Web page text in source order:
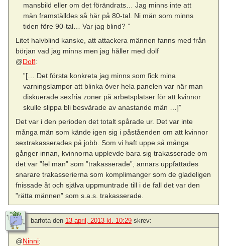
mansbild eller om det förändrats… Jag minns inte att
män framställdes så här på 80-tal. Ni män som minns
tiden före 90-tal… Var jag blind? ”
Litet halvblind kanske, att attackera männen fanns med från
början vad jag minns men jag håller med dolf
@Dolf:
”[… Det första konkreta jag minns som fick mina
varningslampor att blinka över hela panelen var när man
diskuerade sexfria zoner på arbetsplatser för att kvinnor
skulle slippa bli besvärade av anastande män …]”
Det var i den perioden det totalt spårade ur. Det var inte
många män som kände igen sig i påståenden om att kvinnor
sextrakasserades på jobb. Som vi haft uppe så många
gånger innan, kvinnorna upplevde bara sig trakasserade om
det var ”fel man” som ”trakasserade”, annars uppfattades
snarare trakasserierna som komplimanger som de gladeligen
fnissade åt och själva uppmuntrade till i de fall det var den
”rätta männen” som s.a.s. trakasserade.
barfotaden 13 april, 2013 kl. 10:29 skrev:
@Ninni: